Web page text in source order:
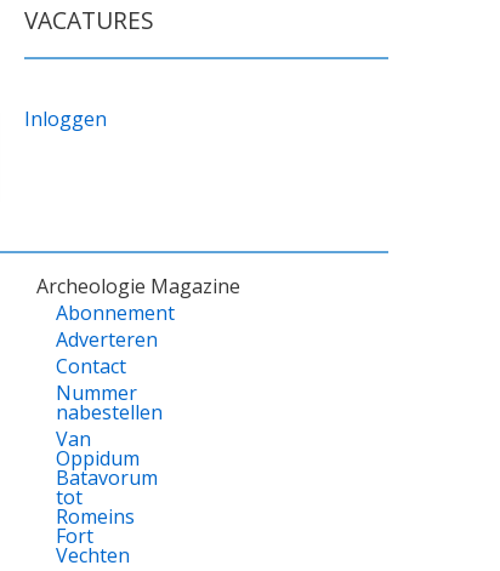
VACATURES
Inloggen
Archeologie Magazine
Abonnement
Adverteren
Contact
Nummer
nabestellen
Van
Oppidum
Batavorum
tot
Romeins
Fort
Vechten